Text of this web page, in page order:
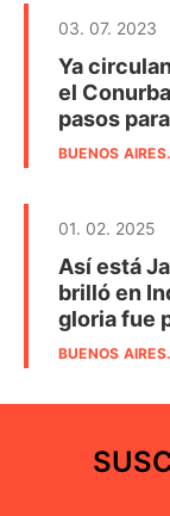
03. 07. 2023
Ya
el
pasos
BUENOS AIRES
01. 02. 2025
Así está
brilló en
gloria fue
BUENOS AIRES